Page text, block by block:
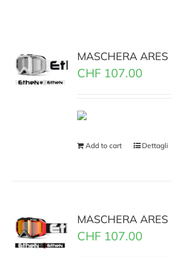
MASCHERA
CHF 107.00
Add to cart Dettagli
MASCHERA
CHF 107.00